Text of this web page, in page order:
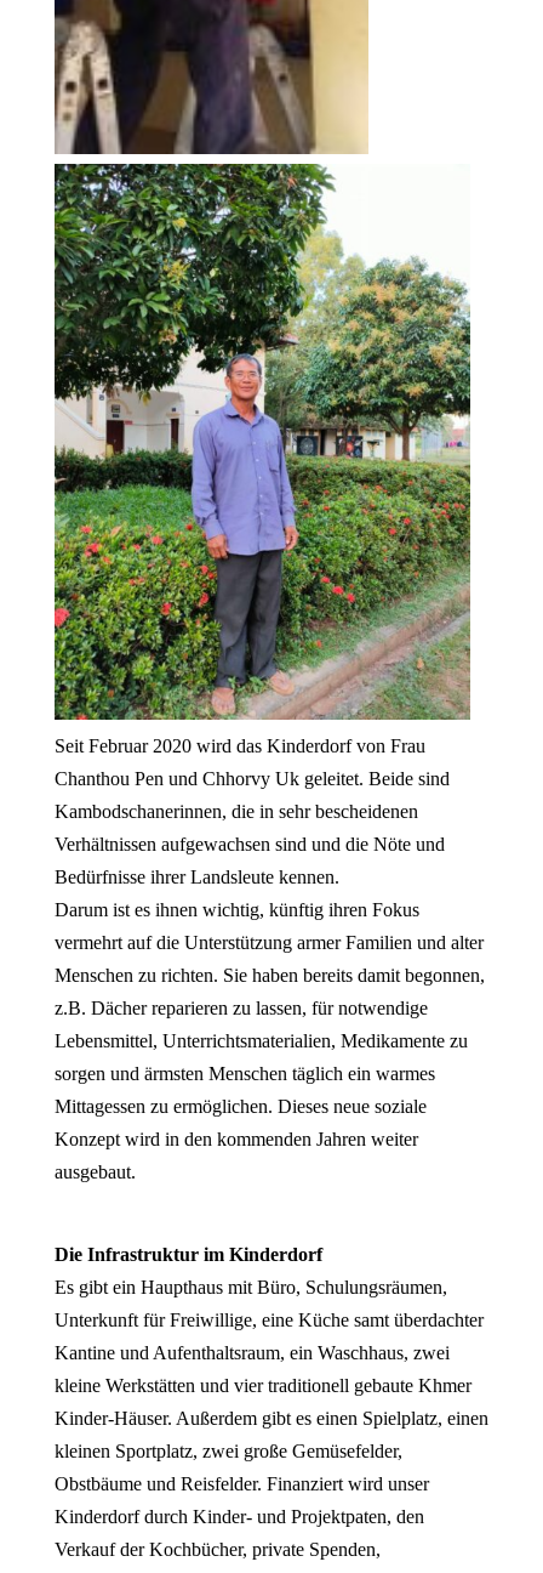
Seit Februar 2020 wird das Kinderdorf von Frau
Chanthou Pen und Chhorvy Uk geleitet. Beide sind
Kambodschanerinnen, die in sehr bescheidenen
Verhältnissen aufgewachsen sind und die Nöte und
Bedürfnisse ihrer Landsleute kennen.
Darum ist es ihnen wichtig, künftig ihren Fokus
vermehrt auf die Unterstützung armer Familien und alter
Menschen zu richten. Sie haben bereits damit begonnen,
z.B. Dächer reparieren zu lassen, für notwendige
Lebensmittel, Unterrichtsmaterialien, Medikamente zu
sorgen und ärmsten Menschen täglich ein warmes
Mittagessen zu ermöglichen. Dieses neue soziale
Konzept wird in den kommenden Jahren weiter
ausgebaut.
Die Infrastruktur im Kinderdorf
Es gibt ein Haupthaus mit Büro, Schulungsräumen,
Unterkunft für Freiwillige, eine Küche samt überdachter
Kantine und Aufenthaltsraum, ein Waschhaus, zwei
kleine Werkstätten und vier traditionell gebaute Khmer
Kinder-Häuser. Außerdem gibt es einen Spielplatz, einen
kleinen Sportplatz, zwei große Gemüsefelder,
Obstbäume und Reisfelder. Finanziert wird unser
Kinderdorf durch Kinder- und Projektpaten, den
Verkauf der Kochbücher, private Spenden,